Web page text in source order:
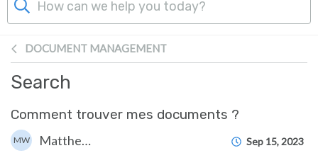
DOCUMENT MANAGEMENT
Search
Comment trouver mes documents ?
MW Matthew WRAY Sep 15, 2023